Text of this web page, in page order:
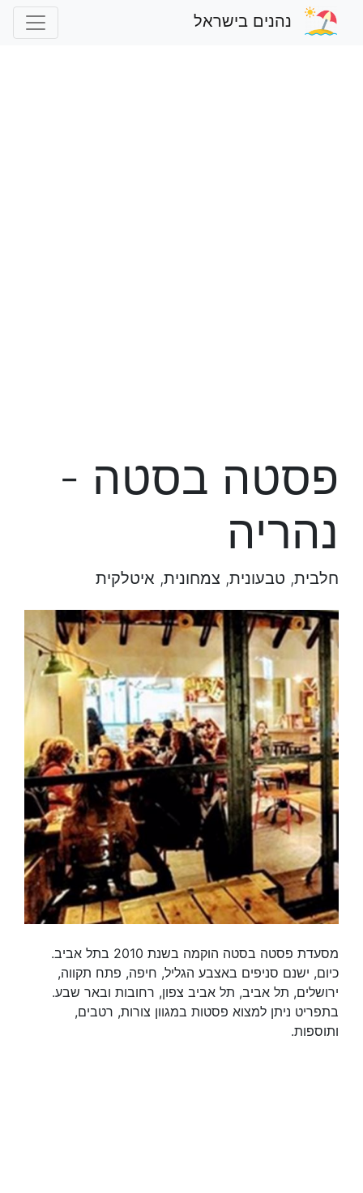
נהנים בישראל
פסטה בסטה -
נהריה
חלבית, טבעונית, צמחונית, איטלקית
מסעדת פסטה בסטה הוקמה בשנת 2010 בתל אביב.
כיום, ישנם סניפים באצבע הגליל, חיפה, פתח תקווה,
ירושלים, תל אביב, תל אביב צפון, רחובות ובאר שבע.
בתפריט ניתן למצוא פסטות במגוון צורות, רטבים,
ותוספות.